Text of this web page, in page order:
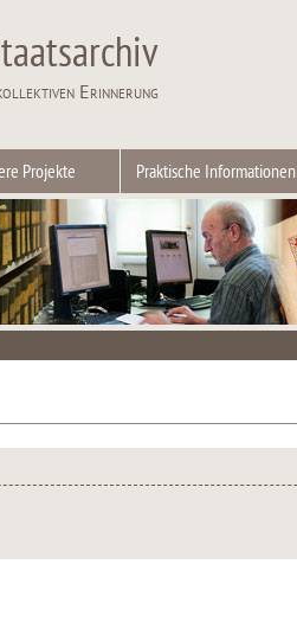
Erinnerung
Projekte Praktische Informationen